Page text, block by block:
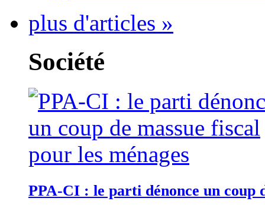
plus d'articles »
Société
PPA-CI : le parti dénonce un coup